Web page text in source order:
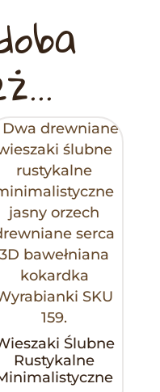
Ślubne
Rustykalne